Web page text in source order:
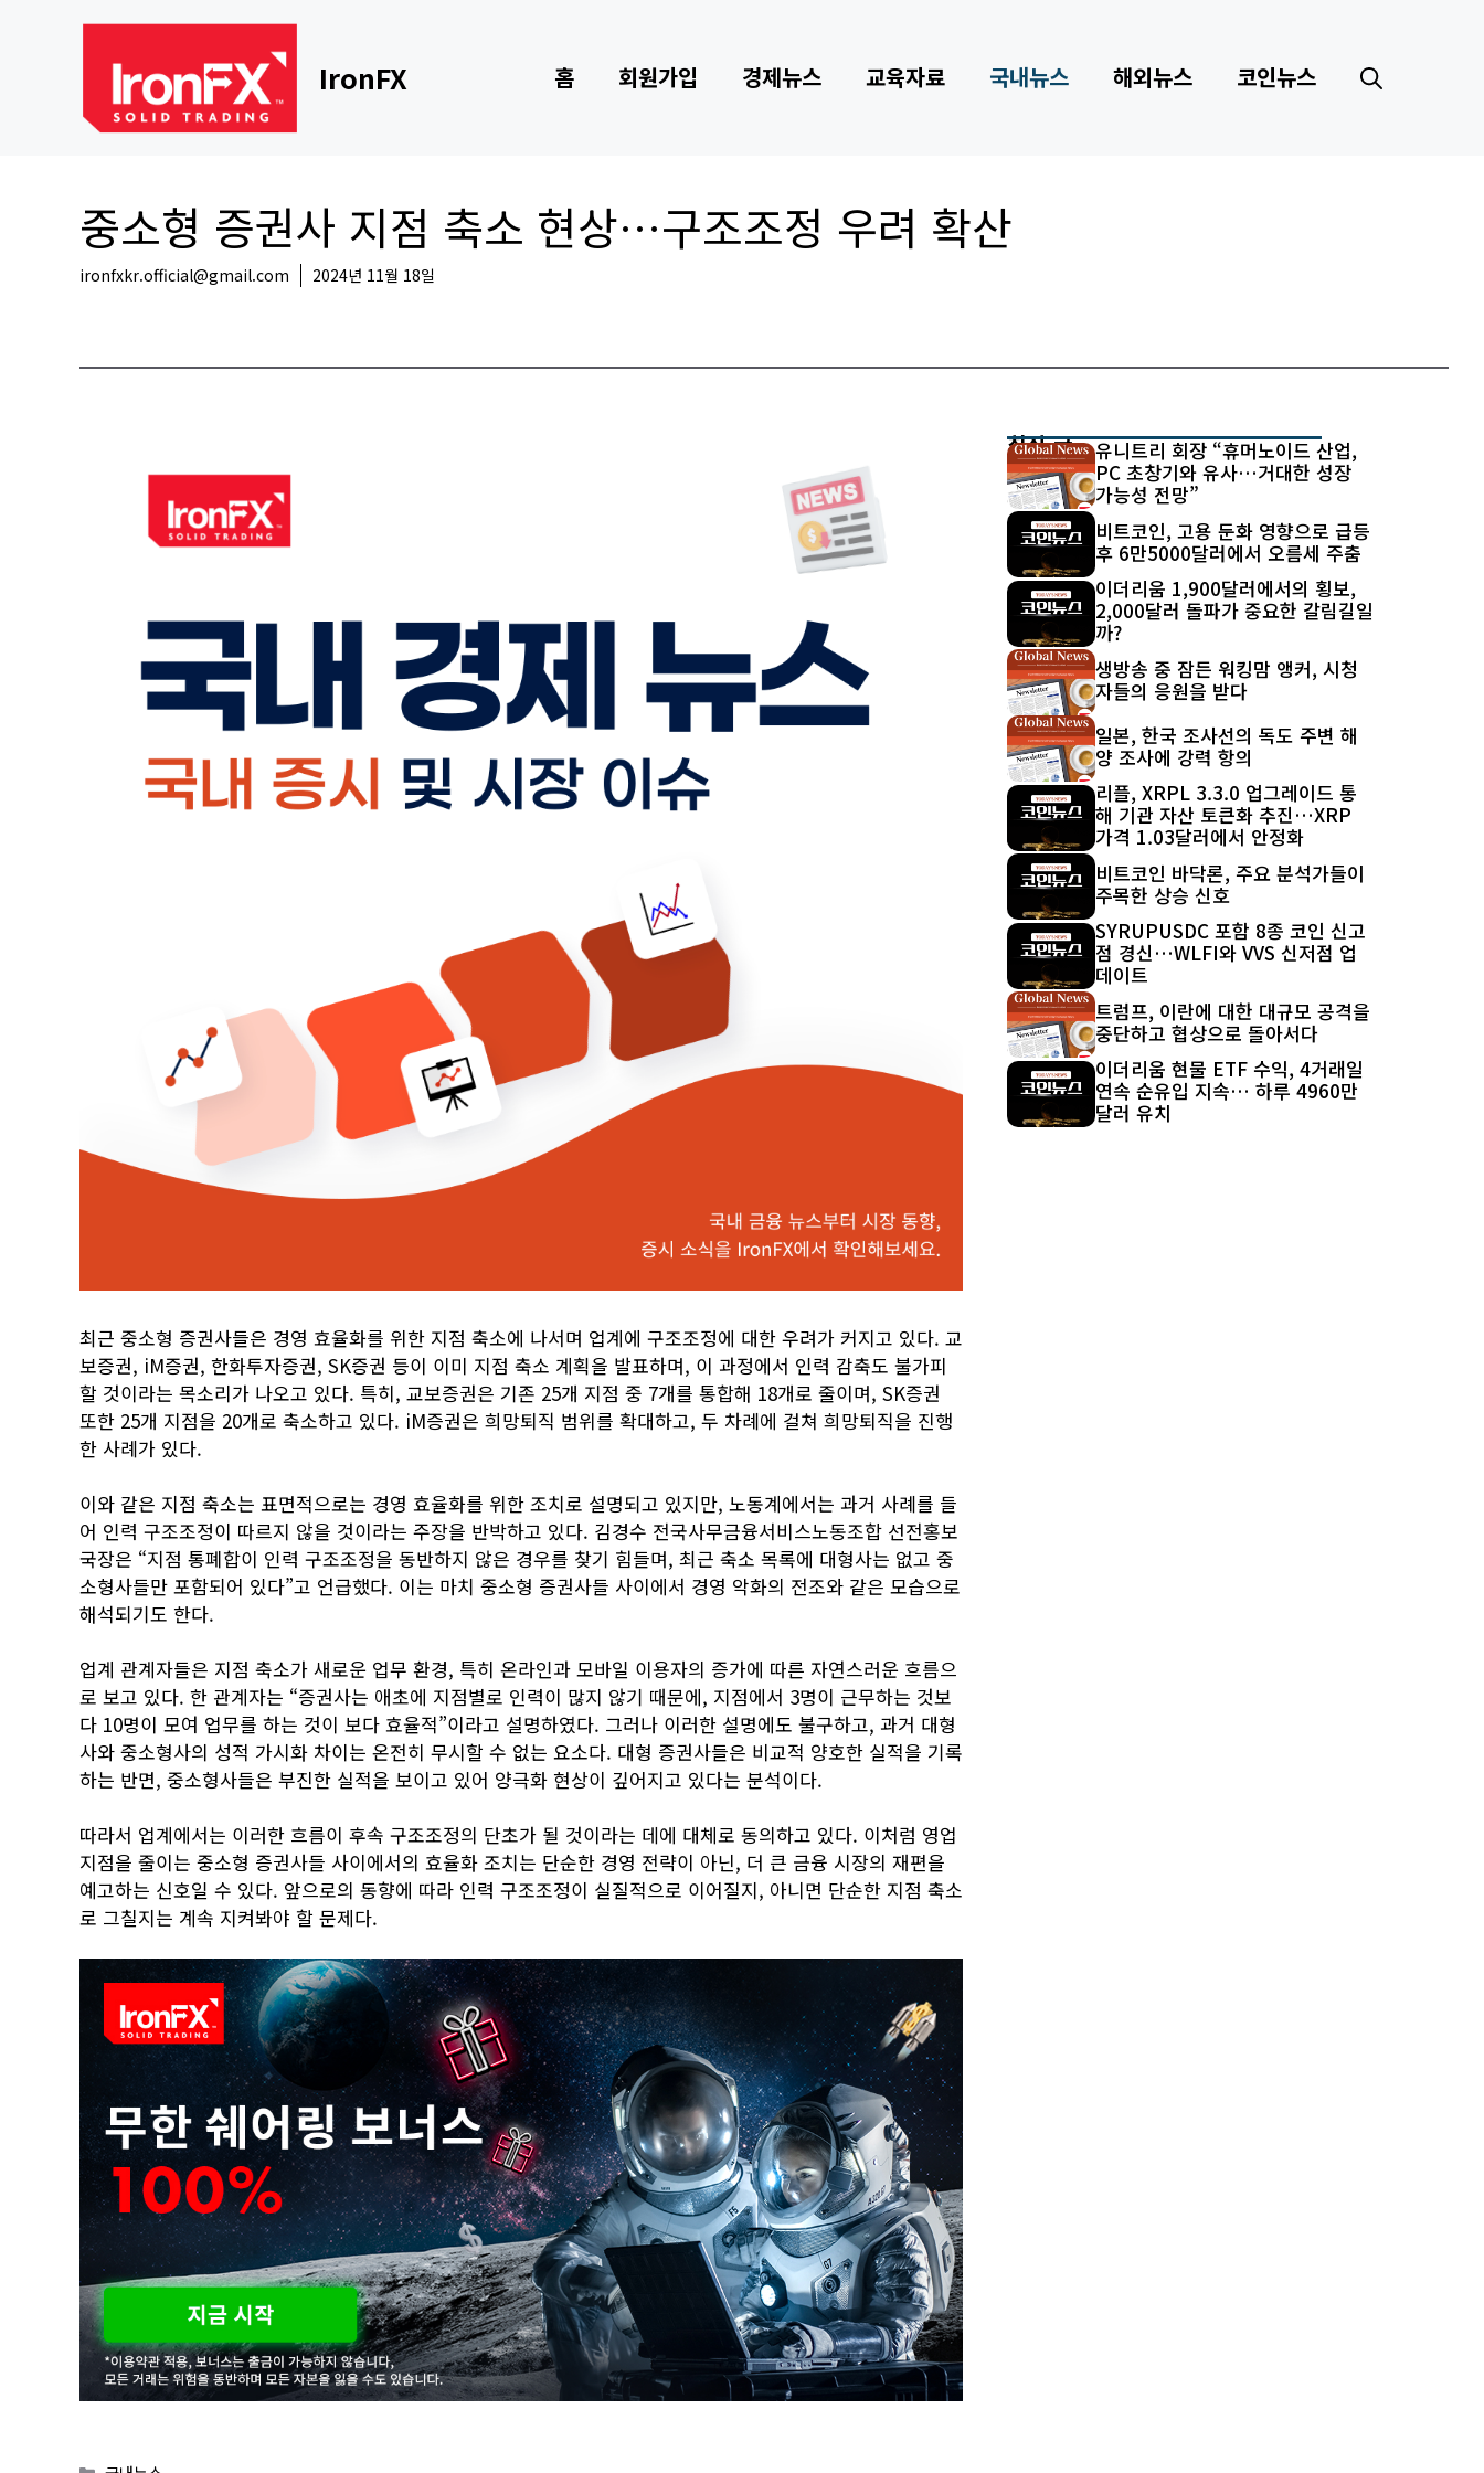
IronFX 홈 회원가입 경제뉴스 교육자료 국내뉴스 해외뉴스 코인뉴스
중소형 증권사 지점 축소 현상…구조조정 우려 확산
ironfxkr.official@gmail.com 2024년 11월 18일
최근 중소형 증권사들은 경영 효율화를 위한 지점 축소에 나서며 업계에 구조조정에 대한 우려가 커지고 있다. 교
보증권, iM증권, 한화투자증권, SK증권 등이 이미 지점 축소 계획을 발표하며, 이 과정에서 인력 감축도 불가피
할 것이라는 목소리가 나오고 있다. 특히, 교보증권은 기존 25개 지점 중 7개를 통합해 18개로 줄이며, SK증권
또한 25개 지점을 20개로 축소하고 있다. iM증권은 희망퇴직 범위를 확대하고, 두 차례에 걸쳐 희망퇴직을 진행
한 사례가 있다.
이와 같은 지점 축소는 표면적으로는 경영 효율화를 위한 조치로 설명되고 있지만, 노동계에서는 과거 사례를 들
어 인력 구조조정이 따르지 않을 것이라는 주장을 반박하고 있다. 김경수 전국사무금융서비스노동조합 선전홍보
국장은 “지점 통폐합이 인력 구조조정을 동반하지 않은 경우를 찾기 힘들며, 최근 축소 목록에 대형사는 없고 중
소형사들만 포함되어 있다”고 언급했다. 이는 마치 중소형 증권사들 사이에서 경영 악화의 전조와 같은 모습으로
해석되기도 한다.
업계 관계자들은 지점 축소가 새로운 업무 환경, 특히 온라인과 모바일 이용자의 증가에 따른 자연스러운 흐름으
로 보고 있다. 한 관계자는 “증권사는 애초에 지점별로 인력이 많지 않기 때문에, 지점에서 3명이 근무하는 것보
다 10명이 모여 업무를 하는 것이 보다 효율적”이라고 설명하였다. 그러나 이러한 설명에도 불구하고, 과거 대형
사와 중소형사의 성적 가시화 차이는 온전히 무시할 수 없는 요소다. 대형 증권사들은 비교적 양호한 실적을 기록
하는 반면, 중소형사들은 부진한 실적을 보이고 있어 양극화 현상이 깊어지고 있다는 분석이다.
따라서 업계에서는 이러한 흐름이 후속 구조조정의 단초가 될 것이라는 데에 대체로 동의하고 있다. 이처럼 영업
지점을 줄이는 중소형 증권사들 사이에서의 효율화 조치는 단순한 경영 전략이 아닌, 더 큰 금융 시장의 재편을
예고하는 신호일 수 있다. 앞으로의 동향에 따라 인력 구조조정이 실질적으로 이어질지, 아니면 단순한 지점 축소
로 그칠지는 계속 지켜봐야 할 문제다.
최신 글
유니트리 회장 “휴머노이드 산업,
PC 초창기와 유사…거대한 성장
가능성 전망”
비트코인, 고용 둔화 영향으로 급등
후 6만5000달러에서 오름세 주춤
이더리움 1,900달러에서의 횡보,
2,000달러 돌파가 중요한 갈림길일
까?
생방송 중 잠든 워킹맘 앵커, 시청
자들의 응원을 받다
일본, 한국 조사선의 독도 주변 해
양 조사에 강력 항의
리플, XRPL 3.3.0 업그레이드 통
해 기관 자산 토큰화 추진…XRP
가격 1.03달러에서 안정화
비트코인 바닥론, 주요 분석가들이
주목한 상승 신호
SYRUPUSDC 포함 8종 코인 신고
점 경신…WLFI와 VVS 신저점 업
데이트
트럼프, 이란에 대한 대규모 공격을
중단하고 협상으로 돌아서다
이더리움 현물 ETF 수익, 4거래일
연속 순유입 지속… 하루 4960만
달러 유치